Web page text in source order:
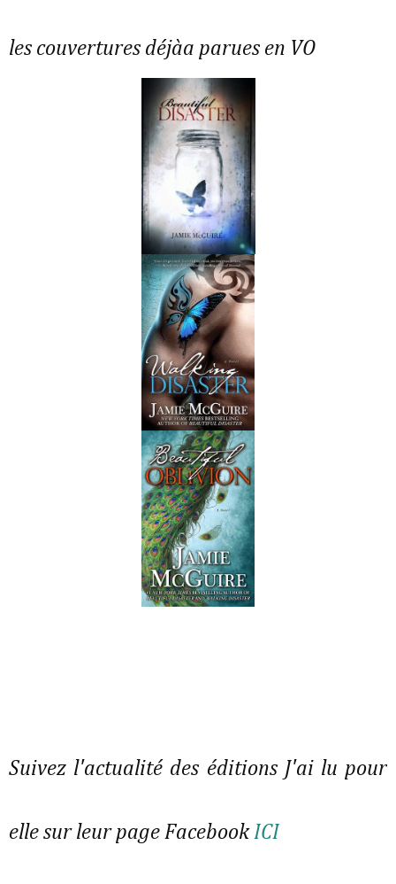
les couvertures déjàa parues en VO
Suivez l'actualité des éditions J'ai lu pour
elle sur leur page FacebookICI